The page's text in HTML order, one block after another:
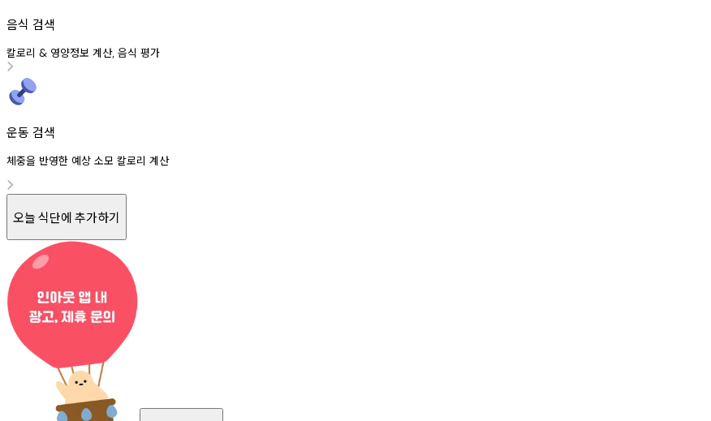
음식 검색
칼로리 & 영양정보 계산, 음식 평가
운동 검색
체중을 반영한 예상 소모 칼로리 계산
오늘 식단에 추가하기